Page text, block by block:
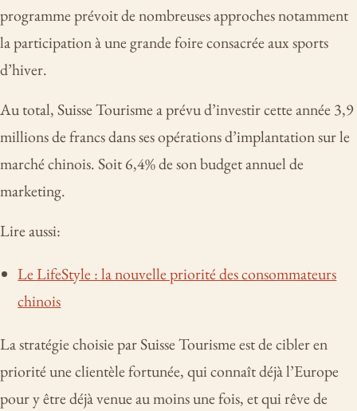
programme prévoit de nombreuses approches notamment
la participation à une grande foire consacrée aux sports
d’hiver.
Au total, Suisse Tourisme a prévu d’investir cette année 3,9
millions de francs dans ses opérations d’implantation sur le
marché chinois. Soit 6,4% de son budget annuel de
marketing.
Lire aussi:
Le LifeStyle : la nouvelle priorité des consommateurs
chinois
La stratégie choisie par Suisse Tourisme est de cibler en
priorité une clientèle fortunée, qui connaît déjà l’Europe
pour y être déjà venue au moins une fois, et qui rêve de